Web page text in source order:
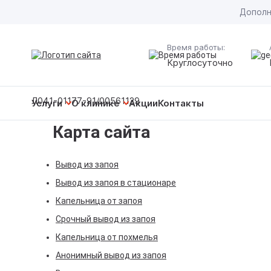
Л041-01177-91/00561129
Время работы:
Круглосуточно
Услуги
Вывод из запоя
Лечение алкоголизма
Кодирование от алкоголизма
Наркологическая помощь
Реабилитация
О клинике
Персонал
Цены
Галерея
Отзывы
АкцииКонтакты
Карта сайта
Вывод из запоя
Вывод из запоя в стационаре
Капельница от запоя
Срочный вывод из запоя
Капельница от похмелья
Анонимный вывод из запоя